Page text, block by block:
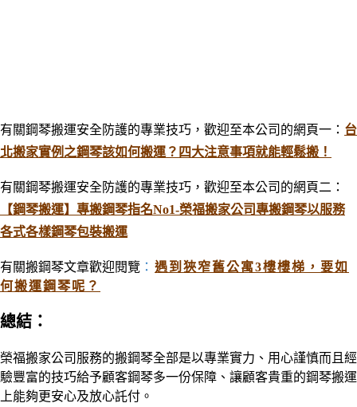
有關鋼琴搬運安全防護的專業技巧，歡迎至本公司的網頁一： 台
北搬家實例之鋼琴該如何搬運？四大注意事項就能輕鬆搬！
有關鋼琴搬運安全防護的專業技巧，歡迎至本公司的網頁二：
【鋼琴搬運】專搬鋼琴指名No1-榮福搬家公司專搬鋼琴以服務
各式各樣鋼琴包裝搬運
有關搬鋼琴文章歡迎閱覽 ： 遇到狹窄舊公寓3樓樓梯，要如
何搬運鋼琴呢？
總結 ：
榮福搬家公司服務的搬鋼琴全部是以專業實力、用心謹慎而且經
驗豐富的技巧給予顧客鋼琴多一份保障、讓顧客貴重的鋼琴搬運
上能夠更安心及放心託付 。